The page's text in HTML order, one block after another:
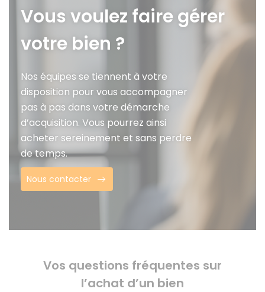
Vous voulez faire gérer
votre bien ?
Nos équipes se tiennent à votre
disposition pour vous accompagner
pas à pas dans votre démarche
d’acquisition. Vous pourrez ainsi
acheter sereinement et sans perdre
de temps.
Nous contacter
Vos questions fréquentes sur
l’achat d’un bien